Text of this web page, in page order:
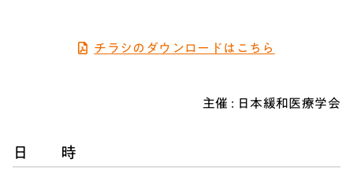
チラシのダウンロードはこちら
主催 : 日本緩和医療学会
日 時